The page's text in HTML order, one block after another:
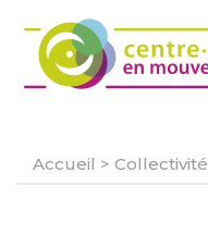
Accueil > Collectivité